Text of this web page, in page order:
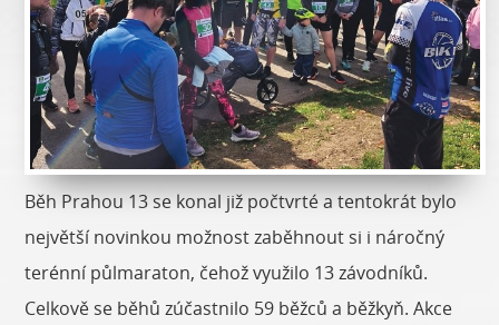
Běh Prahou 13 se konal již počtvrté a tentokrát bylo
největší novinkou možnost zaběhnout si i náročný
terénní půlmaraton, čehož využilo 13 závodníků.
Celkově se běhů zúčastnilo 59 běžců a běžkyň. Akce